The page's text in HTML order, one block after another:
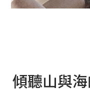
傾聽山與